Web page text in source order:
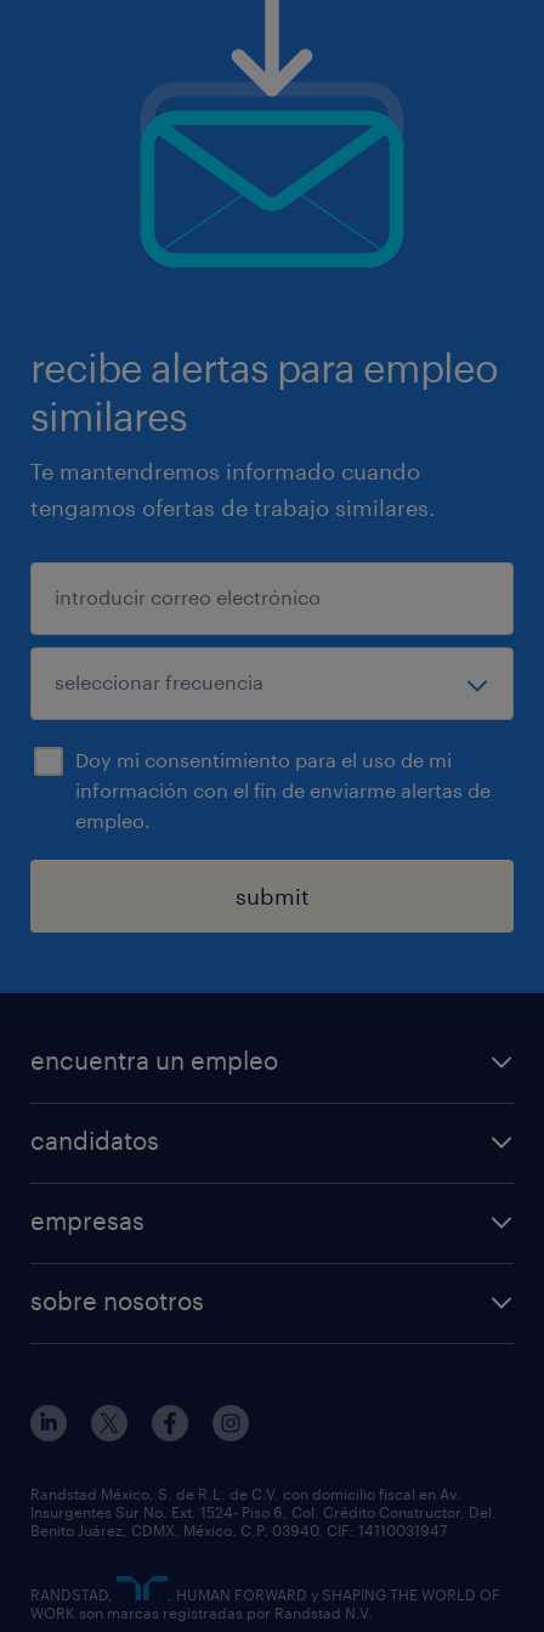
recibe alertas para empleo
similares
Te mantendremos informado cuando
tengamos ofertas de trabajo similares.
Doy mi consentimiento para el uso de mi
información con el fin de enviarme alertas de
empleo.
submit
encuentra un empleo
candidatos
professional
empresas
outplacement
casos de éxito
necesito personal
sobre nosotros
partner for talent
eventos & webinars
nuestras sucursales
equidad y diversidad
Randstad México, S. de R.L. de C.V. con domicilio fiscal en Av.
Insurgentes Sur No. Ext. 1524- Piso 6, Col. Crédito Constructor, Del.
Benito Juárez, CDMX, México. C.P. 03940. CIF: 14110031947
RANDSTAD,
, HUMAN FORWARD y SHAPING THE WORLD OF
WORK son marcas registradas por Randstad N.V.